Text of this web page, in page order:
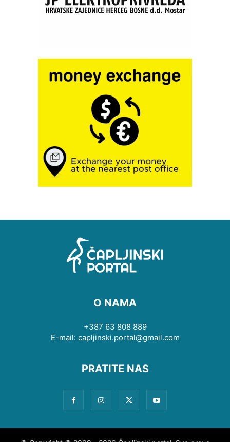
O NAMA
+387 63 808 889
E-mail: capljinski.portal@gmail.com
PRATITE NAS